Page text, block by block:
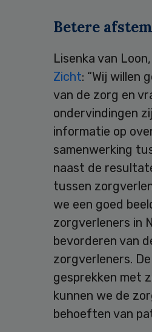
Betere
Lisenka van
Zicht: “Wij willen
van de zorg en
ondervindingen
informatie op
samenwerking
naast de
tussen
we een goed
zorgverleners in
bevorderen van
zorgverleners.
gesprekken met
kunnen we de
behoeften van